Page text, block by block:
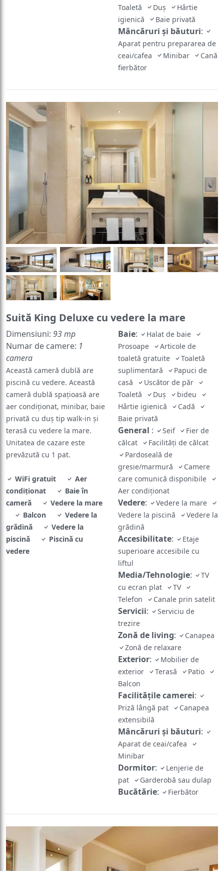
igienică
Baie privată
Mâncăruri și băuturi
Aparat pentru prepararea de
ceai/cafea
Minibar
Cană
fierbător
Suită King Deluxe cu vedere la mare
Dimensiuni:93 mp
Numar de camere:
camera
Această cameră dublă are
piscină cu vedere. Această
cameră dublă spațioasă are
aer condiționat, minibar, baie
privată cu duș tip walk-in și
terasă cu vedere la mare.
Unitatea de cazare este
prevăzută cu 1 pat.
condiționat
Baie în
cameră
Vedere la mare
Balcon
Vedere la
grădină
Vedere la
piscină
Piscină cu
vedere
Baie:
Halat de baie
Prosoape
Articole de
toaletă gratuite
Toaletă
suplimentară
Papuci de
casă
Uscător de păr
Toaletă
Duș
bideu
Hârtie igienică
Cadă
Baie privată
General:
călcat
Facilități de călcat
Pardoseală de
gresie/marmură
care comunică disponibile
Aer condiționat
Vedere:
Vedere la mare
Vedere la piscină
Vedere la
grădină
Accesibilitate
superioare accesibile cu
liftul
Media/Tehnologie
cu ecran plat
TV
Telefon
Canale prin satelit
Servicii :
Serviciu de
trezire
Zonă de living
Zonă de relaxare
Exterior:
Mobilier de
exterior
Terasă
Patio
Balcon
Facilităţile camerei
Priză lângă pat
Canapea
extensibilă
Mâncăruri și băuturi
Aparat de ceai/cafea
Minibar
Dormitor
pat
Garderobă sau dulap
Bucătărie: Fierbător